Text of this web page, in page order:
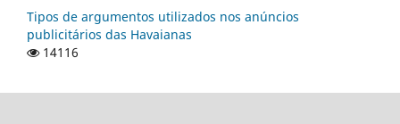
Tipos de argumentos utilizados nos anúncios
publicitários das Havaianas
14116